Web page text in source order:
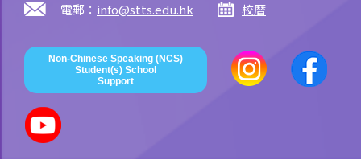
電郵： info@stts.edu.hk 校曆
Non-Chinese Speaking (NCS)
Student(s) School
Support